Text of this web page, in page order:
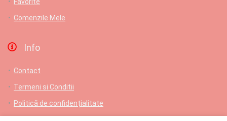
Comenzile Mele
Info
Contact
Termeni si Conditii
Politică de confidențialitate